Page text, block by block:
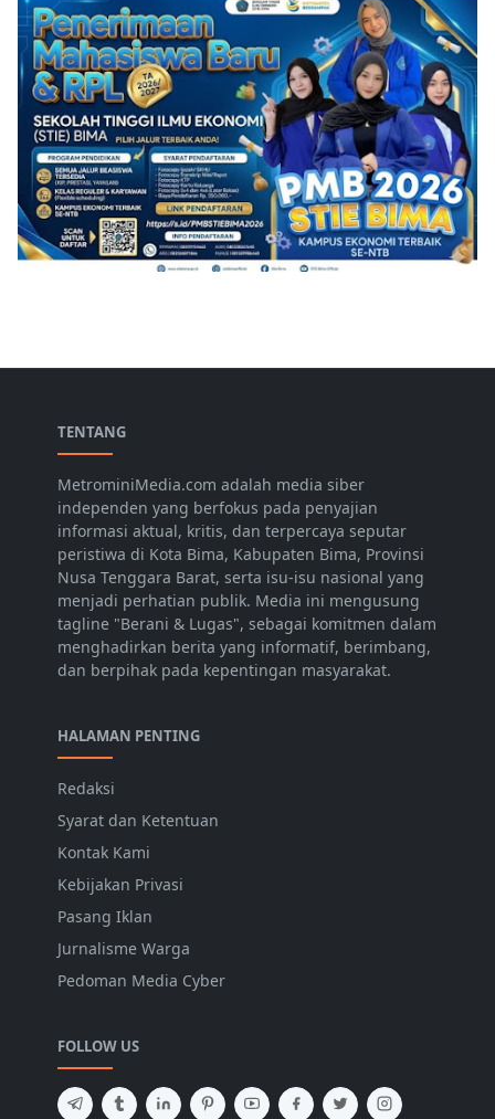
TENTANG
MetrominiMedia.com adalah media siber
independen yang berfokus pada penyajian
informasi aktual, kritis, dan terpercaya seputar
peristiwa di Kota Bima, Kabupaten Bima, Provinsi
Nusa Tenggara Barat, serta isu-isu nasional yang
menjadi perhatian publik. Media ini mengusung
tagline "Berani & Lugas", sebagai komitmen dalam
menghadirkan berita yang informatif, berimbang,
dan berpihak pada kepentingan masyarakat.
HALAMAN PENTING
Redaksi
Syarat dan Ketentuan
Kontak Kami
Kebijakan Privasi
Pasang Iklan
Jurnalisme Warga
Pedoman Media Cyber
FOLLOW US